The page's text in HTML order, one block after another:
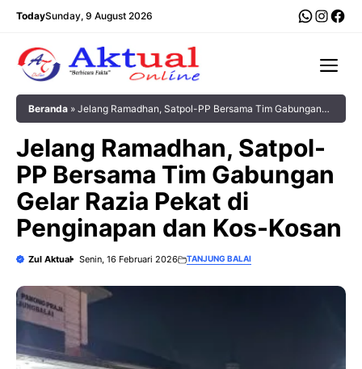
Langsung
TodaySunday, 9 August 2026
Beranda » Jelang Ramadhan, Satpol-PP Bersama Tim Gabungan
Jelang Ramadhan, Satpol-
PP Bersama Tim Gabungan
Gelar Razia Pekat di
Penginapan dan Kos-Kosan
Zul Aktual Senin, 16 Februari 2026 TANJUNG BALAI